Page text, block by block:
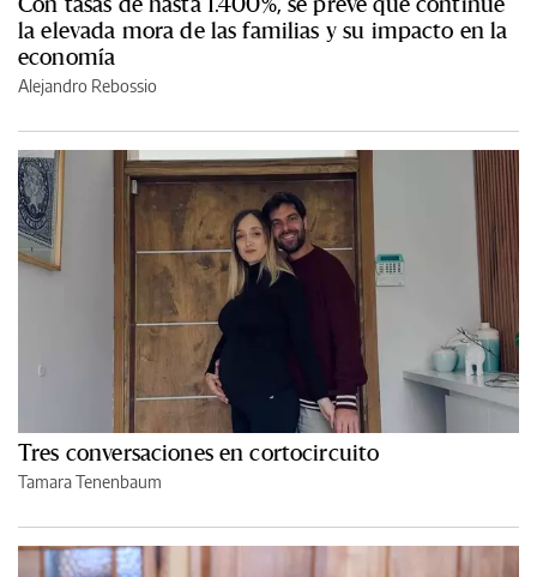
la elevada mora de las familias y su impacto en la
economía
Alejandro Rebossio
Tres conversaciones en cortocircuito
Tamara Tenenbaum